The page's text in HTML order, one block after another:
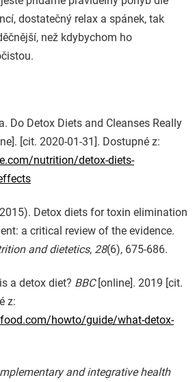
dostatečný relax a spánek, tak
než kdybychom ho
Do Detox Diets and Cleanses Really
[cit. 2020-01-31]. Dostupné z:
nutrition/detox-diets-
Detox diets for toxin elimination
a critical review of the evidence.
and dietetics, 28(6), 675-686.
a detox diet? BBC[online]. 2019 [cit.
z:
howto/guide/what-detox-
and integrative health